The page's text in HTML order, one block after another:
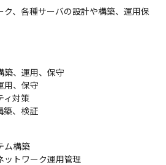
ク、各種サーバの設計や構築、運用保
築、運用、保守
用、保守
ィ対策
築、検証
ム構築
ットワーク運用管理